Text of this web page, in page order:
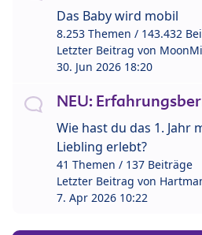
Das Baby wird mobil
8.253 Themen / 143.432
Letzter Beitrag von MoonMi
30. Jun 2026 18:20
NEU:
Wie hast du das 1. Jahr
Liebling erlebt?
41 Themen / 137 Beiträge
Letzter Beitrag von
7. Apr 2026 10:22